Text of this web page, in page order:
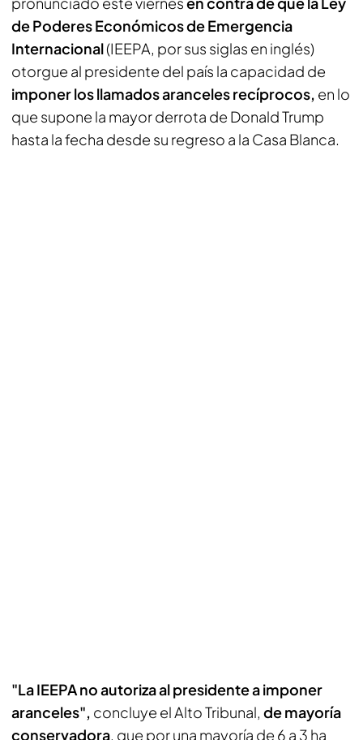
de Poderes Económicos de Emergencia
Internacional(IEEPA, por sus siglas en inglés)
otorgue al presidente del país la capacidad de
imponer los llamados aranceles recíprocos, en lo
que supone la mayor derrota de Donald Trump
hasta la fecha desde su regreso a la Casa Blanca.
"La IEEPA no autoriza al presidente a imponer
aranceles", concluye el Alto Tribunal, de mayoría
conservadora, que por una mayoría de 6 a 3 ha